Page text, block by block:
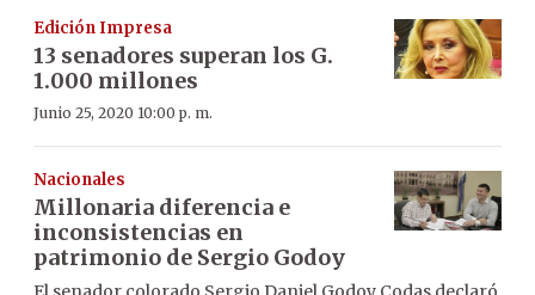
Edición Impresa
13 senadores superan los G.
1.000 millones
Junio 25, 2020 10:00 p. m.
Nacionales
Millonaria diferencia e
inconsistencias en
patrimonio de Sergio Godoy